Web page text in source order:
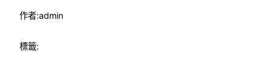
作者:admin
標籤: